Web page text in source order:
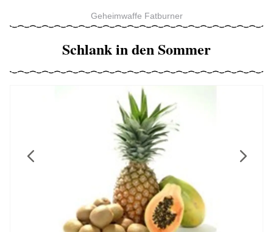
Geheimwaffe Fatburner
Schlank in den Sommer
Next
Previous